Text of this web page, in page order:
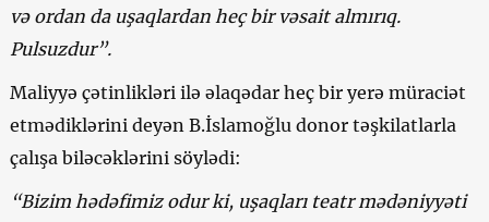
və ordan da uşaqlardan heç bir vəsait almırıq.
Pulsuzdur”.
Maliyyə çətinlikləri ilə əlaqədar heç bir yerə müraciət
etmədiklərini deyən B.İslamoğlu donor təşkilatlarla
çalışa biləcəklərini söylədi:
“Bizim hədəfimiz odur ki, uşaqları teatr mədəniyyəti